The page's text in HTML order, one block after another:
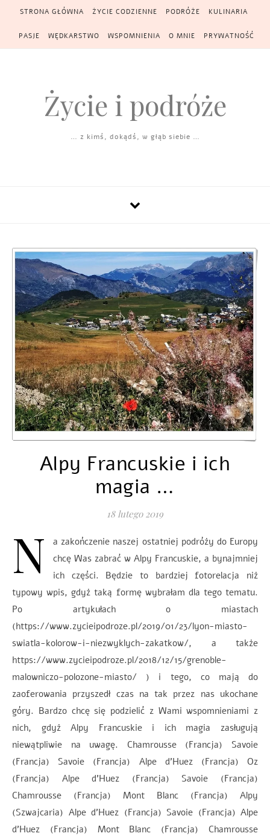
Skip to content
STRONA GŁÓWNA ŻYCIE CODZIENNE PODRÓŻE KULINARIA
PASJE WĘDKARSTWO WSPOMNIENIA O MNIE PRYWATNOŚĆ
Życie i podróże
… z kimś, dokądś, w głąb siebie …
Alpy Francuskie i ich
magia …
18 lutego 2019
N
a zakończenie naszej ostatniej podróży do Europy
chcę Was zabrać w Alpy Francuskie, a bynajmniej
ich części. Będzie to bardziej fotorelacja niż
typowy wpis, gdyż taką formę wybrałam dla tego tematu.
Po artykułach o miastach
(https://www.zycieipodroze.pl/2019/01/23/lyon-miasto-
swiatla-kolorow-i-niezwyklych-zakatkow/, a także
https://www.zycieipodroze.pl/2018/12/15/grenoble-
malowniczo-polozone-miasto/ ) i tego, co mają do
zaoferowania przyszedł czas na tak przez nas ukochane
góry. Bardzo chcę się podzielić z Wami wspomnieniami z
nich, gdyż Alpy Francuskie i ich magia zasługują
niewątpliwie na uwagę. Chamrousse (Francja) Savoie
(Francja) Savoie (Francja) Alpe d’Huez (Francja) Oz
(Francja) Alpe d’Huez (Francja) Savoie (Francja)
Chamrousse (Francja) Mont Blanc (Francja) Alpy
(Szwajcaria) Alpe d’Huez (Francja) Savoie (Francja) Alpe
d’Huez (Francja) Mont Blanc (Francja) Chamrousse